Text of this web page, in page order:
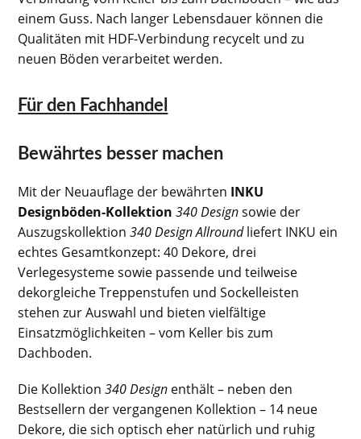
einem Guss. Nach langer Lebensdauer können die
Qualitäten mit HDF-Verbindung recycelt und zu
neuen Böden verarbeitet werden.
Für den Fachhandel
Bewährtes besser machen
Mit der Neuauflage der bewährten INKU
Designböden-Kollektion340 Designsowie der
Auszugskollektion340 Design Allroundliefert INKU ein
echtes Gesamtkonzept: 40 Dekore, drei
Verlegesysteme sowie passende und teilweise
dekorgleiche Treppenstufen und Sockelleisten
stehen zur Auswahl und bieten vielfältige
Einsatzmöglichkeiten – vom Keller bis zum
Dachboden.
Die Kollektion340 Design enthält – neben den
Bestsellern der vergangenen Kollektion – 14 neue
Dekore, die sich optisch eher natürlich und ruhig